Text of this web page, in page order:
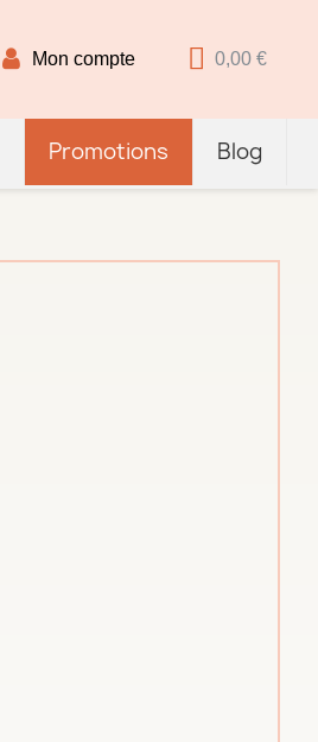
Mon compte 0,00 €
Promotions Blog